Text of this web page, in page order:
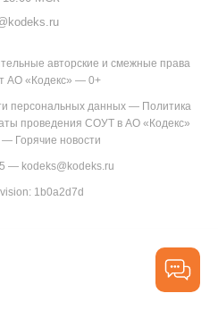
авторские и смежные права
АО «Кодекс» — 0+
персональных данных— Политика
проведения СОУТ в АО «Кодекс»
Горячие новости
— kodeks@kodeks.ru
1b0a2d7d